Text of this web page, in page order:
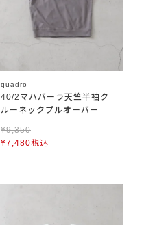
quadro
40/2マハバーラ天竺半袖ク
ルーネックプルオーバー
¥9,350
¥7,480税込